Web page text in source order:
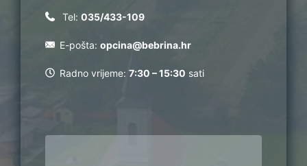
Tel: 035/433-109
E-pošta: opcina@bebrina.hr
Radno vrijeme: 7:30 – 15:30 sati